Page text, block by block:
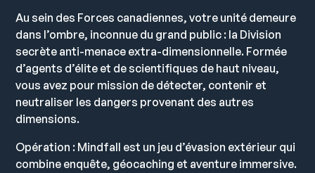
Au sein des Forces canadiennes, votre unité demeure
dans l’ombre, inconnue du grand public : la Division
secrète anti-menace extra-dimensionnelle. Formée
d’agents d’élite et de scientifiques de haut niveau,
vous avez pour mission de détecter, contenir et
neutraliser les dangers provenant des autres
dimensions.
Opération : Mindfall est un jeu d’évasion extérieur qui
combine enquête, géocaching et aventure immersive.